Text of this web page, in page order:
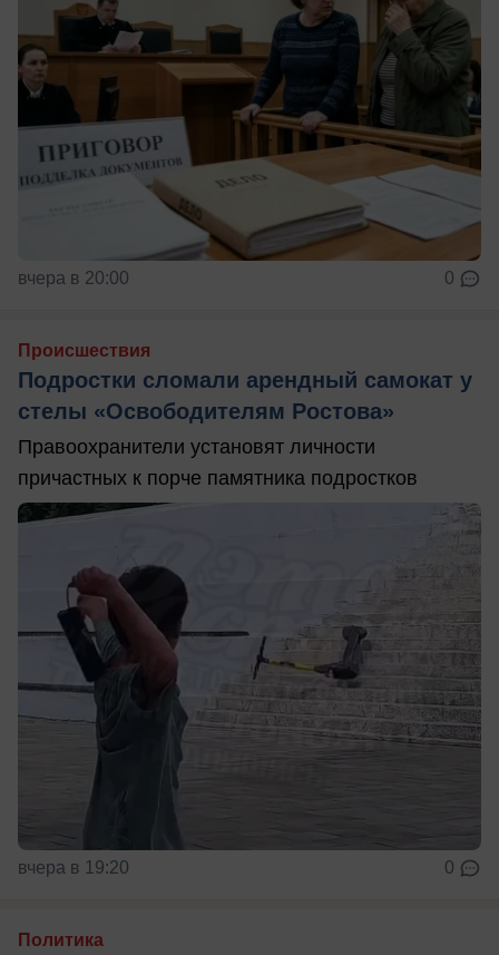
вчера в 20:00 0
Происшествия
Подростки сломали арендный самокат у
стелы «Освободителям Ростова»
Правоохранители установят личности
причастных к порче памятника подростков
вчера в 19:20 0
Политика